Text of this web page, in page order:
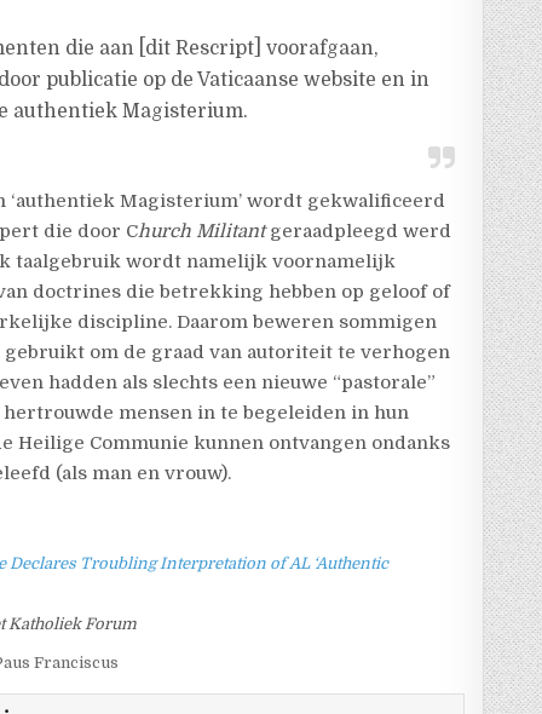
die aan [dit Rescript] voorafgaan,
publicatie op de Vaticaanse website en in
authentiek Magisterium.
‘authentiek Magisterium’ wordt gekwalificeerd
die door Church Militantgeraadpleegd werd
taalgebruik wordt namelijk voornamelijk
doctrines die betrekking hebben op geloof of
discipline. Daarom beweren sommigen
gebruikt om de graad van autoriteit te verhogen
hadden als slechts een nieuwe “pastorale”
mensen in te begeleiden in hun
Heilige Communie kunnen ontvangen ondanks
(als man en vrouw).
Declares Troubling Interpretation of AL ‘Authentic
Katholiek Forum
Franciscus